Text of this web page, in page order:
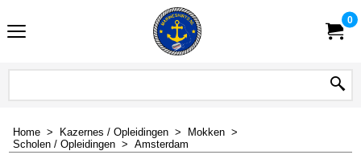
0
Home > Kazernes / Opleidingen > Mokken >
Scholen / Opleidingen > Amsterdam